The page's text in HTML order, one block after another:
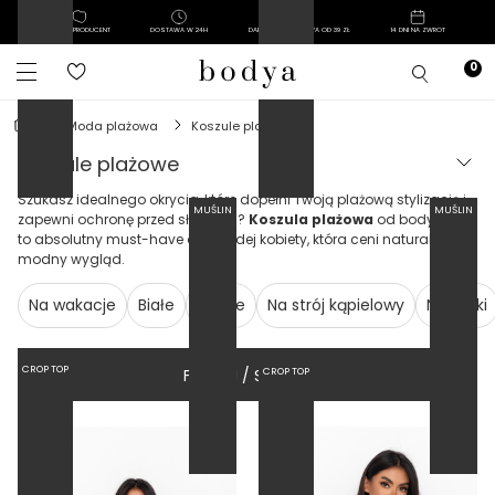
POLSKI PRODUCENT DOSTAWA W 24H DARMOWA DOSTAWA OD 39 ZŁ 14 DNI NA ZWROT
moda plażowa koszule plażowe
koszule plażowe
Szukasz idealnego okrycia, które dopełni Twoją plażową stylizację i
zapewni ochronę przed słońcem? Koszula plażowa od bodya.eu
to absolutny must-have dla każdej kobiety, która ceni naturalność i
modny wygląd.
Na wakacje Białe Długie Na strój kąpielowy Narzutki
FILTRUJ / SORTUJ
MUŚLIN MUŚLIN
CROP TOP CROP TOP